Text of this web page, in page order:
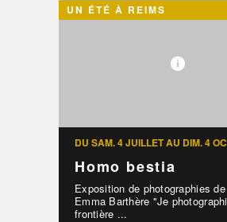
UN ÉTÉ À REIMS
DU SAM. 4 JUILLET AU DIM. 4
Homo bestia
Exposition de photographies
Emma Barthère "Je
frontière ...